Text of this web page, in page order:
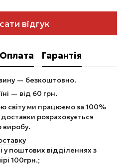
відгук
Оплата Гарантія
— безкоштовно.
— від 60 грн.
світу ми працюємо за 100%
розраховується
виробу.
поштових відділеннях з
100грн.;